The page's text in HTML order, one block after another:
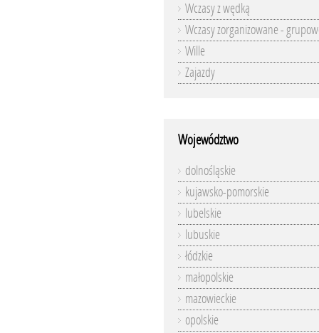
Wczasy z wędką
Wczasy zorganizowane -
Wille
Zajazdy
Województwo
dolnośląskie
kujawsko-pomorskie
lubelskie
lubuskie
łódzkie
małopolskie
mazowieckie
opolskie